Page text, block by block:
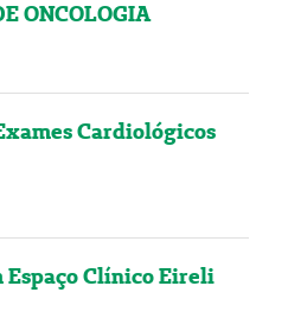
ONCOLOGIA
Cardiológicos
Clínico Eireli